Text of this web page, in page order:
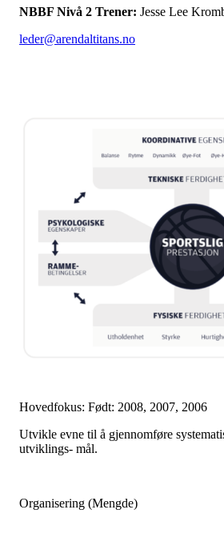
NBBF Nivå 2 Trener: Jesse Lee
leder@arendaltitans.no
Hovedfokus: Født: 2008, 2007, 2006
Utvikle evne til å gjennomføre
utviklings- mål.
Organisering (Mengde)